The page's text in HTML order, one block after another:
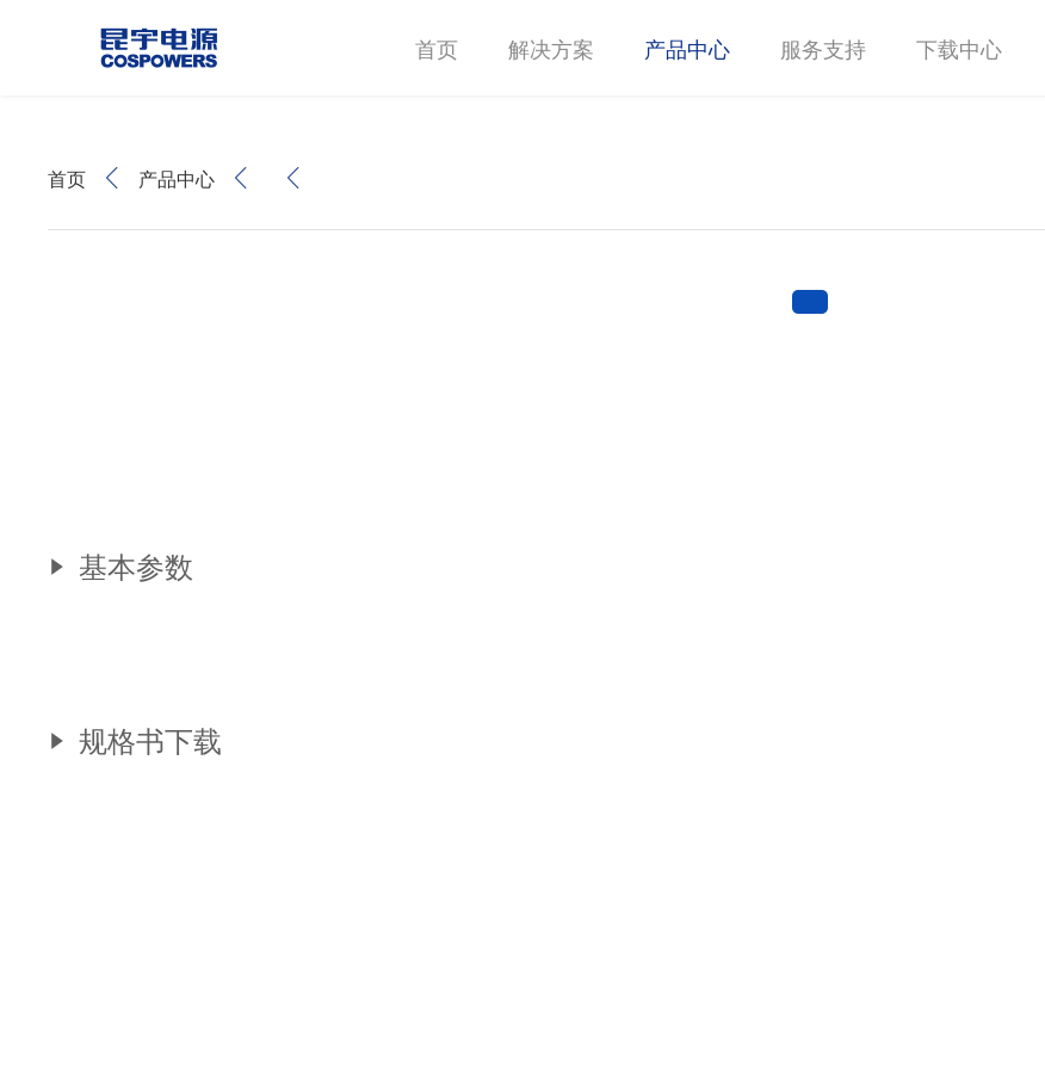
首页 解决方案 产品中心 服务支持 下载中心
首页 产品中心
基本参数
规格书下载